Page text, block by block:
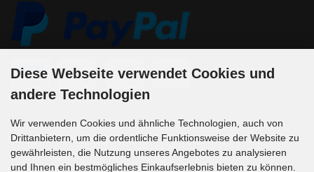
Newsletter-Anmeldung
Diese Webseite verwendet Cookies und
andere Technologien
Wir verwenden Cookies und ähnliche Technologien, auch von
Drittanbietern, um die ordentliche Funktionsweise der Website zu
gewährleisten, die Nutzung unseres Angebotes zu analysieren
und Ihnen ein bestmögliches Einkaufserlebnis bieten zu können.